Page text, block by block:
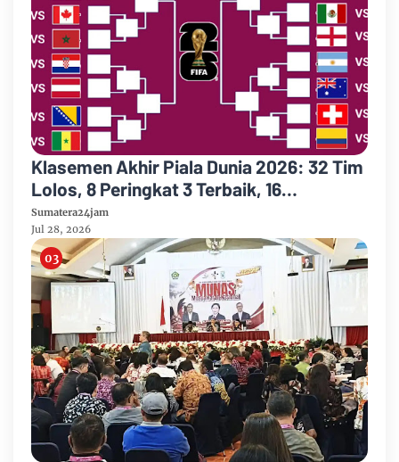
Klasemen Akhir Piala Dunia 2026: 32 Tim
Lolos, 8 Peringkat 3 Terbaik, 16
Tersingkir, Top Skor Messi
Sumatera24jam
Jul 28, 2026